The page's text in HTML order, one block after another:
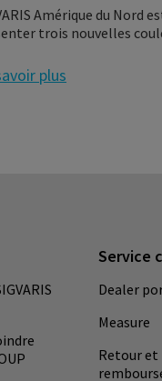
Amérique du Nord
trois nouvelles
de MANCHONS DE
plus
Service
Dealer
Measure
Retour et